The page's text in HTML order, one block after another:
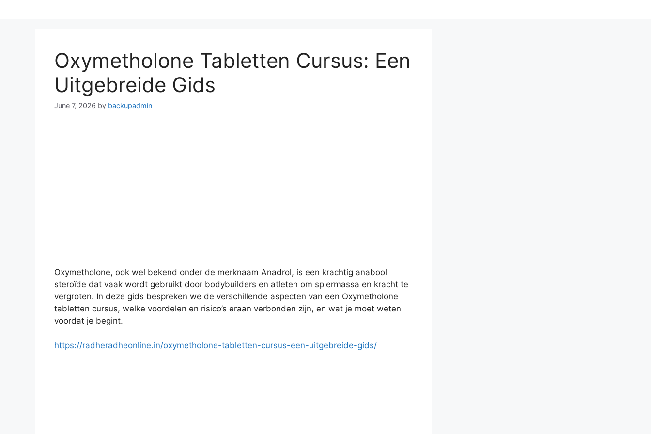
Oxymetholone Tabletten Cursus: Een
Uitgebreide Gids
June 7, 2026 by backupadmin
Oxymetholone, ook wel bekend onder de merknaam Anadrol, is een krachtig anabool
steroïde dat vaak wordt gebruikt door bodybuilders en atleten om spiermassa en kracht te
vergroten. In deze gids bespreken we de verschillende aspecten van een Oxymetholone
tabletten cursus, welke voordelen en risico’s eraan verbonden zijn, en wat je moet weten
voordat je begint.
https://radheradheonline.in/oxymetholone-tabletten-cursus-een-uitgebreide-gids/